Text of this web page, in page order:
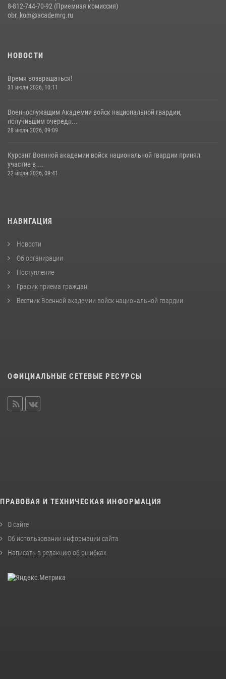
8-812-744-70-92 (Приемная комиссия)
obr_kom@academrg.ru
НОВОСТИ
Время возвращаться!
31 июля 2026, 10:11
Военнослужащим Академии войск национальной гвардии,
получившим очередн...
28 июля 2026, 09:09
Курсант Военной академии войск национальной гвардии принял
участие в ...
22 июля 2026, 09:41
НАВИГАЦИЯ
Новости
Об организации
Поступление
График приема граждан
Вестник Военной академии войск национальной гвардии
ОФИЦИАЛЬНЫЕ СЕТЕВЫЕ РЕСУРСЫ
ПРАВОВАЯ И ТЕХНИЧЕСКАЯ ИНФОРМАЦИЯ
О сайте
Об использовании информации сайта
Написать в редакцию об ошибках